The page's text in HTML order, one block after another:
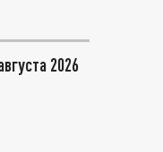
2026